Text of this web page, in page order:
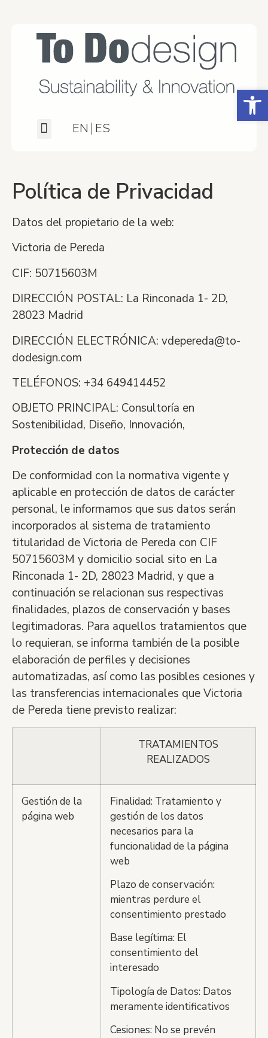
Abrir
EN ES
Política de Privacidad
Datos del propietario de la web:
Victoria de Pereda
CIF: 50715603M
DIRECCIÓN POSTAL: La Rinconada 1- 2D,
28023 Madrid
DIRECCIÓN ELECTRÓNICA: vdepereda@to-
dodesign.com
TELÉFONOS: +34 649414452
OBJETO PRINCIPAL: Consultoría en
Sostenibilidad, Diseño, Innovación,
Protección de datos
De conformidad con la normativa vigente y
aplicable en protección de datos de carácter
personal, le informamos que sus datos serán
incorporados al sistema de tratamiento
titularidad deVictoria de Pereda con CIF
50715603M y domicilio social sito en La
Rinconada 1- 2D, 28023 Madrid, y que a
continuación se relacionan sus respectivas
finalidades, plazos de conservación y bases
legitimadoras. Para aquellos tratamientos que
lo requieran, se informa también de la posible
elaboración de perfiles y decisiones
automatizadas, asícomo las posibles cesiones y
las transferencias internacionales queVictoria
de Pereda tiene previsto realizar:
TRATAMIENTOS
REALIZADOS
Gestión de la
página web
Finalidad: Tratamiento y
gestión de los datos
necesarios para la
funcionalidad de la página
web
Plazo de conservación:
mientras perdure el
consentimiento prestado
Base legítima: El
consentimiento del
interesado
Tipología de Datos: Datos
meramente identificativos
Cesiones: No se prevén